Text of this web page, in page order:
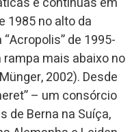
1985 no alto da
de 1995-
mais abaixo no
2002). Desde
– um consórcio
de Berna na Suíça,